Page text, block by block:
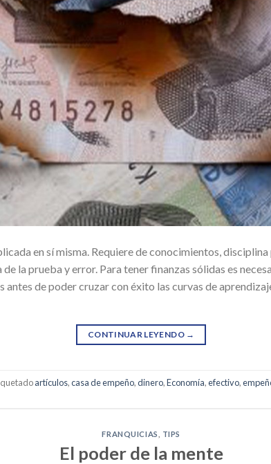
en sí misma. Requiere de conocimientos,
la prueba y error. Para tener finanzas sólidas es
antes de poder cruzar con éxito las curvas de
CONTINUAR LEYENDO →
artículos,casa de empeño,dinero,Economía,efectivo,
FRANQUICIAS TIPS
El poder de la mente